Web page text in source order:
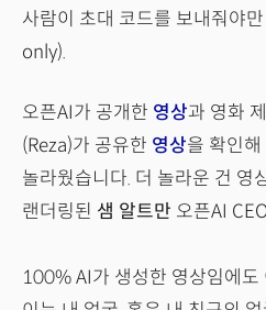
사람이 초대 코드를 보내줘야
only).
오픈AI가 공개한 영상과 영화
(Reza)가 공유한 영상을 확인
놀라웠습니다. 더 놀라운 건 영
랜더링된 샘 알트만 오픈AI
100% AI가 생성한 영상임에도